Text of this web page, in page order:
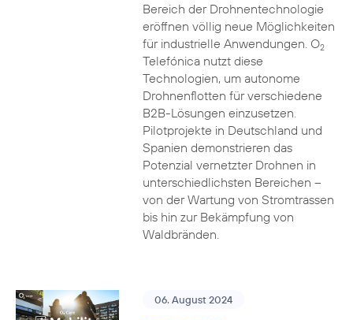
Bereich der Drohnentechnologie
eröffnen völlig neue Möglichkeiten
für industrielle Anwendungen. O2
Telefónica nutzt diese
Technologien, um autonome
Drohnenflotten für verschiedene
B2B-Lösungen einzusetzen.
Pilotprojekte in Deutschland und
Spanien demonstrieren das
Potenzial vernetzter Drohnen in
unterschiedlichsten Bereichen –
von der Wartung von Stromtrassen
bis hin zur Bekämpfung von
Waldbränden.
06. August 2024